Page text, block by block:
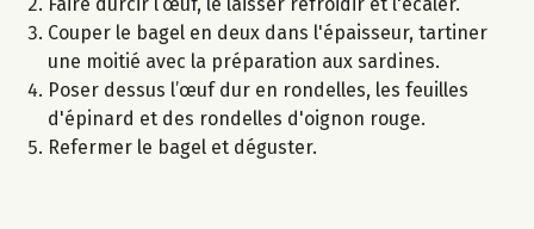
Couper le bagel en deux dans l'épaisseur, tartiner
une moitié avec la préparation aux sardines.
Poser dessus l’œuf dur en rondelles, les feuilles
d'épinard et des rondelles d'oignon rouge.
Refermer le bagel et déguster.